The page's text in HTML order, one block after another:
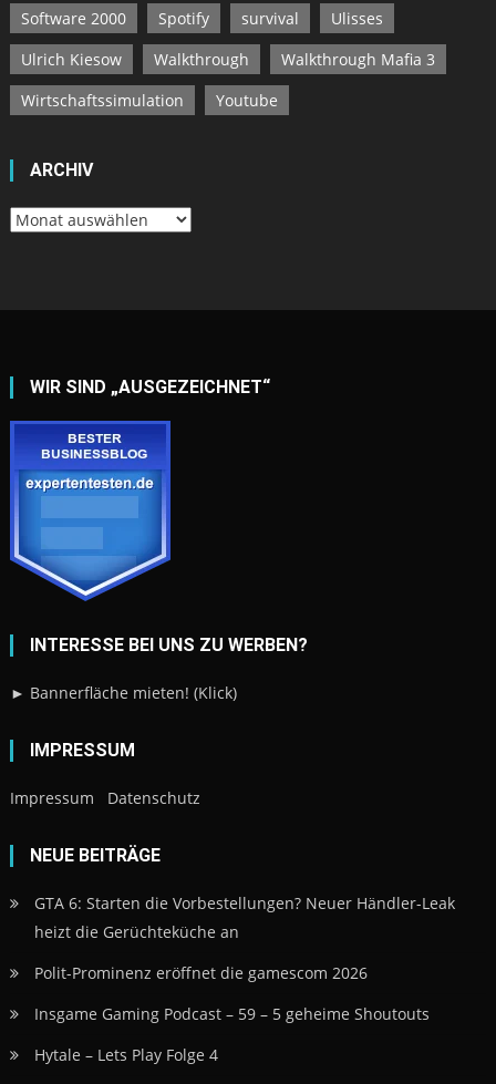
Software 2000
Spotify survival
Ulisses
Ulrich Kiesow
Walkthrough
Walkthrough Mafia 3
Wirtschaftssimulation
Youtube
ARCHIV
Archiv
WIR SIND „AUSGEZEICHNET“
INTERESSE BEI UNS ZU WERBEN?
► Bannerfläche mieten! (Klick)
IMPRESSUM
Impressum Datenschutz
NEUE BEITRÄGE
GTA 6: Starten die Vorbestellungen? Neuer Händler-Leak
heizt die Gerüchteküche an
Polit-Prominenz eröffnet die gamescom 2026
Insgame Gaming Podcast – 59 – 5 geheime Shoutouts
Hytale – Lets Play Folge 4